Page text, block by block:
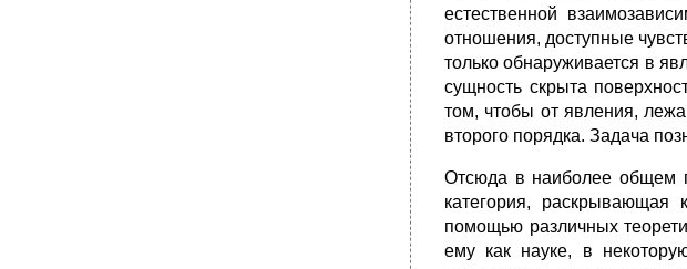
естественной
отношения, доступные
только обнаруживается в
сущность скрыта
том, чтобы от явления,
второго порядка. Задача
Отсюда в наиболее общем
категория, раскрывающая
помощью различных
ему как науке, в